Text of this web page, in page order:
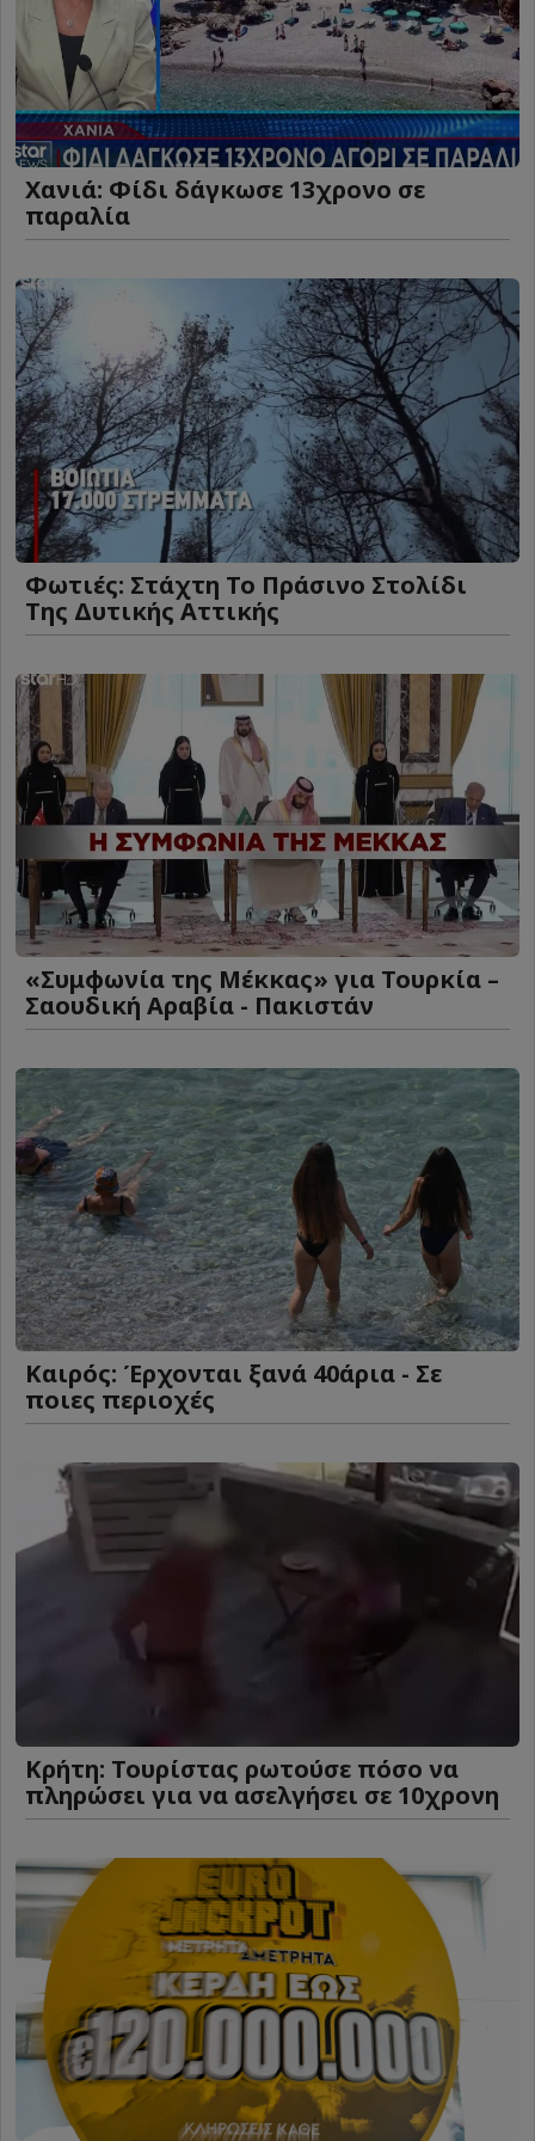
Χανιά: Φίδι δάγκωσε 13χρονο σε
παραλία
Φωτιές: Στάχτη Το Πράσινο Στολίδι
Της Δυτικής Αττικής
«Συμφωνία της Μέκκας» για Τουρκία –
Σαουδική Αραβία - Πακιστάν
Καιρός: Έρχονται ξανά 40άρια - Σε
ποιες περιοχές
Κρήτη: Τουρίστας ρωτούσε πόσο να
πληρώσει για να ασελγήσει σε 10χρονη